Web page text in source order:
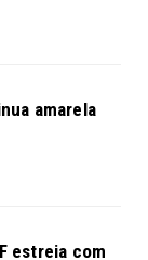
amarela
estreia com